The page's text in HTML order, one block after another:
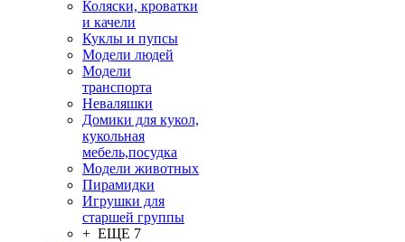
Коляски, кроватки
и качели
Куклы и пупсы
Модели людей
Модели
транспорта
Неваляшки
Домики для кукол,
кукольная
мебель,посудка
Модели животных
Пирамидки
Игрушки для
старшей группы
+ ЕЩЕ 7